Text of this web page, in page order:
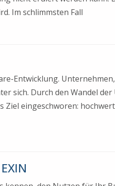
Im schlimmsten Fall
Entwicklung.
sich. Durch den Wandel
eingeschworen: